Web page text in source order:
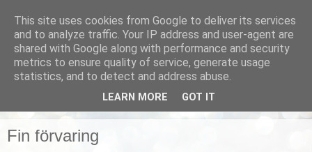
Smarta vardagstips
Husmorstips, tricks och knep, smarta lösningar!
Fin förvaring
This site uses cookies from Google to deliver its services
and to analyze traffic. Your IP address and user-agent are
shared with Google along with performance and security
metrics to ensure quality of service, generate usage
statistics, and to detect and address abuse.
LEARN MORE GOT IT